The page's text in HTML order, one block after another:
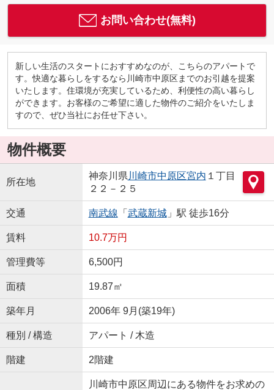
お問い合わせ(無料)
新しい生活のスタートにおすすめなのが、こちらのアパートで
す。快適な暮らしをするなら川崎市中原区までのお引越を提案
いたします。住環境が充実しているため、利便性の高い暮らし
ができます。お客様のご希望に適した物件のご紹介をいたしま
すので、ぜひ当社にお任せ下さい。
物件概要
所在地
神奈川県 川崎市中原区宮内 １丁目
２２－２５
交通 南武線 「 武蔵新城」駅 徒歩16分
賃料 10.7万円
管理費等 6,500円
面積 19.87㎡
築年月 2006年 9月(築19年)
種別 / 構造 アパート / 木造
階建 2階建
川崎市中原区周辺にある物件をお求めの